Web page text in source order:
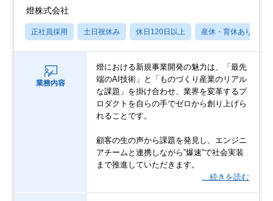
燈株式会社
正社員採用 土日祝休み 休日120日以上 産休・育休あり
業務内容
燈における新規事業開発の魅力は、「最先
端のAI技術」と「ものづくり産業のリアル
な課題」を掛け合わせ、業界を変革するプ
ロダクトを自らの手でゼロから創り上げら
れることです。
顧客の生の声から課題を発見し、エンジニ
アチームと連携しながら”爆速”で社会実装
まで推進していただきます。
…続きを読む